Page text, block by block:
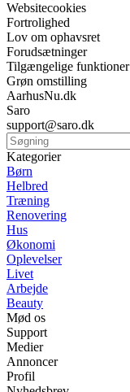
Websitecookies
Fortrolighed
Lov om ophavsret
Forudsætninger
Tilgængelige funktioner
Grøn omstilling
AarhusNu.dk
Saro
support@saro.dk
Kategorier
Børn
Helbred
Træning
Renovering
Hus
Økonomi
Oplevelser
Livet
Arbejde
Beauty
Mød os
Support
Medier
Annoncer
Profil